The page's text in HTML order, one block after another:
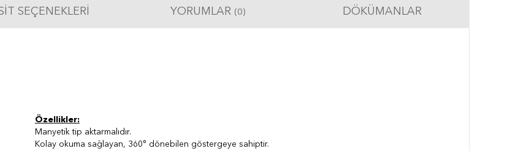
SEÇENEKLERI YORUMLAR (0) DÖKÜMANLAR
Özellikler:
Manyetik tip aktarmalıdır.
Kolay okuma sağlayan, 360° dönebilen göstergeye sahiptir.